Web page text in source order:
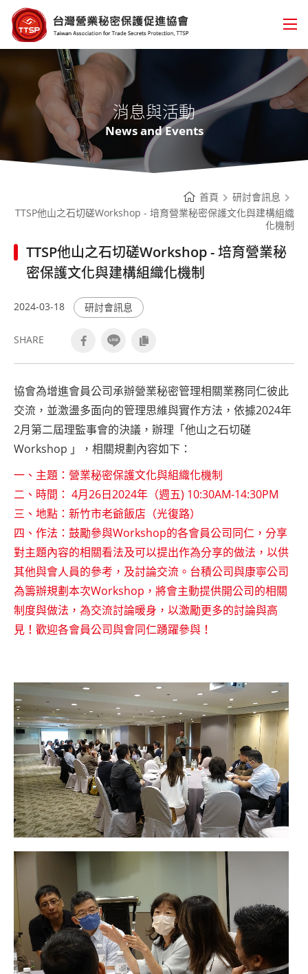
台
密
促
進
協
會
消息與活動
News and Events
首頁
研討會訊息
TTSP他山之石切磋Workshop - 培育營業秘密保護文化與建構組織
化機制
TTSP他山之石切磋Workshop - 培育營業秘
密保護文化與建構組織化機制
2024-03-18 研討會訊息
SHARE
協會為增進會員公司承辦營業秘密管理相關業務同仁彼此
交流，並激盪多面向的管理思維與實作方法，依據2024年
2月第二屆理監事會的決議，辦理「他山之石切磋
Workshop 」，相關規劃內容如下：
一、主題：營業秘密保護文化與組織化機制
二、時間： 4月26日2024年（週五) 10:30AM-14:30PM
三、地點：新竹市老爺飯店（光復路）
四、作法：鼓勵參與Workshop的各會員公司同仁，分享
對主題內容的相關看法及可以提出作為分享的做法，以供
其他與會人員的參考，及討論交流。台積公司與康寧公司
為籌辦規劃本次Workshop，將會主動提供開公司的相關
制度與做法，為交流討論暖身，以激勵更多的討論與高
見！歡迎各會員公司與會同仁踴躍參與！